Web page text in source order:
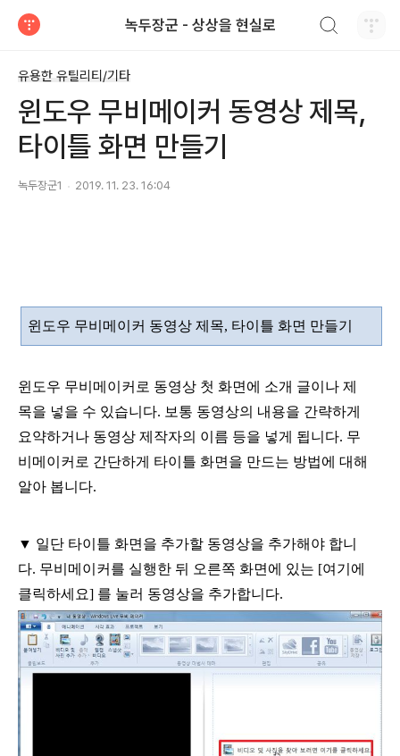
녹두장군 - 상상을 현실로
유용한 유틸리티/기타
윈도우 무비메이커 동영상 제목,
타이틀 화면 만들기
녹두장군1 2019. 11. 23. 16:04
윈도우 무비메이커 동영상 제목, 타이틀 화면 만들기
윈도우 무비메이커로 동영상 첫 화면에 소개 글이나 제
목을 넣을 수 있습니다. 보통 동영상의 내용을 간략하게
요약하거나 동영상 제작자의 이름 등을 넣게 됩니다. 무
비메이커로 간단하게 타이틀 화면을 만드는 방법에 대해
알아 봅니다.
▼ 일단 타이틀 화면을 추가할 동영상을 추가해야 합니
다. 무비메이커를 실행한 뒤 오른쪽 화면에 있는 [여기에
클릭하세요] 를 눌러 동영상을 추가합니다.